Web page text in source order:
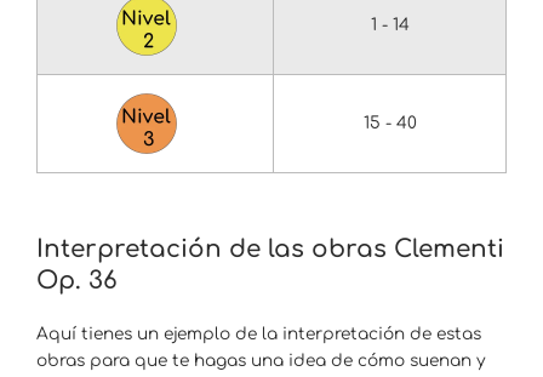
1 - 14
15 - 40
Interpretación de las obras Clementi
Op. 36
Aquí tienes un ejemplo de la interpretación de estas
obras para que te hagas una idea de cómo suenan y